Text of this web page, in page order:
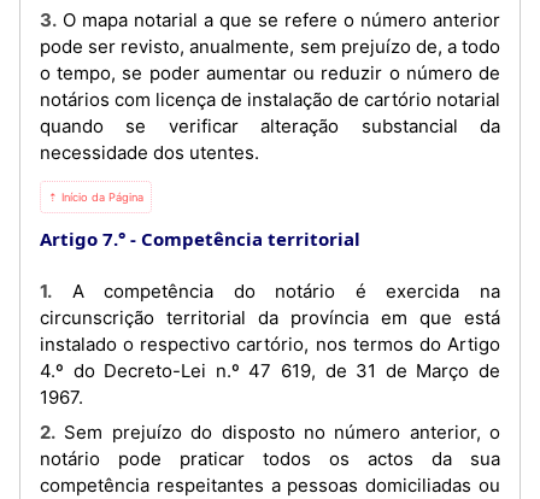
3. O mapa notarial a que se refere o número anterior
pode ser revisto, anualmente, sem prejuízo de, a todo
o tempo, se poder aumentar ou reduzir o número de
notários com licença de instalação de cartório notarial
quando se verificar alteração substancial da
necessidade dos utentes.
⇡ Início da Página
Artigo 7.° Competência territorial
1. A competência do notário é exercida na
circunscrição territorial da província em que está
instalado o respectivo cartório, nos termos do Artigo
4.º do Decreto-Lei n.º 47 619, de 31 de Março de
1967.
2. Sem prejuízo do disposto no número anterior, o
notário pode praticar todos os actos da sua
competência respeitantes a pessoas domiciliadas ou